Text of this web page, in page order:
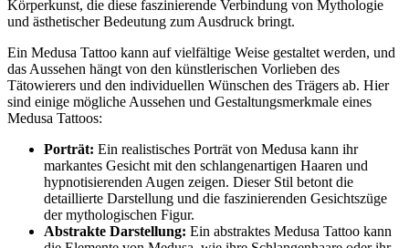
Körperkunst, die diese faszinierende Verbindung von Mythologie
und ästhetischer Bedeutung zum Ausdruck bringt.
Ein Medusa Tattoo kann auf vielfältige Weise gestaltet werden, und
das Aussehen hängt von den künstlerischen Vorlieben des
Tätowierers und den individuellen Wünschen des Trägers ab. Hier
sind einige mögliche Aussehen und Gestaltungsmerkmale eines
Medusa Tattoos:
Porträt: Ein realistisches Porträt von Medusa kann ihr
markantes Gesicht mit den schlangenartigen Haaren und
hypnotisierenden Augen zeigen. Dieser Stil betont die
detaillierte Darstellung und die faszinierenden Gesichtszüge
der mythologischen Figur.
Abstrakte Darstellung: Ein abstraktes Medusa Tattoo kann